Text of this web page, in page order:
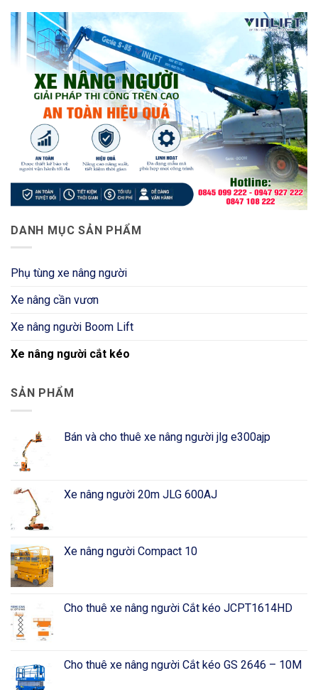
DANH MỤC SẢN PHẨM
Phụ tùng xe nâng người
Xe nâng cần vươn
Xe nâng người Boom Lift
Xe nâng người cắt kéo
SẢN PHẨM
Bán và cho thuê xe nâng người jlg e300ajp
Xe nâng người 20m JLG 600AJ
Xe nâng người Compact 10
Cho thuê xe nâng người Cắt kéo JCPT1614HD
Cho thuê xe nâng người Cắt kéo GS 2646 – 10M